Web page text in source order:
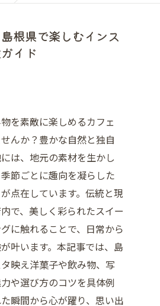
根県で楽しむインス
イド
を素敵に楽しめるカフェ
んか？豊かな自然と独自
は、地元の素材を生かし
節ごとに趣向を凝らした
点在しています。伝統と現
で、美しく彩られたスイー
に触れることで、日常から
叶います。本記事では、島
映え洋菓子や飲み物、写
や選び方のコツを具体例
瞬間から心が躍り、思い出